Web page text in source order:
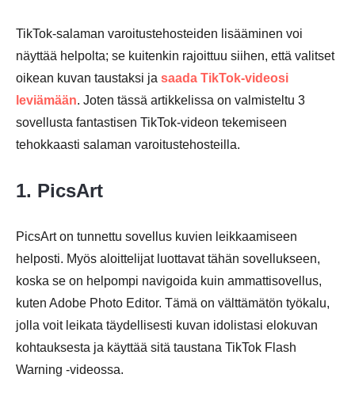
Vaihe 3.
TikTok-salaman varoitustehosteiden lisääminen voi
näyttää helpolta; se kuitenkin rajoittuu siihen, että valitset
oikean kuvan taustaksi ja saada TikTok-videosi
leviämään. Joten tässä artikkelissa on valmisteltu 3
sovellusta fantastisen TikTok-videon tekemiseen
tehokkaasti salaman varoitustehosteilla.
1. PicsArt
PicsArt on tunnettu sovellus kuvien leikkaamiseen
helposti. Myös aloittelijat luottavat tähän sovellukseen,
koska se on helpompi navigoida kuin ammattisovellus,
kuten Adobe Photo Editor. Tämä on välttämätön työkalu,
jolla voit leikata täydellisesti kuvan idolistasi elokuvan
kohtauksesta ja käyttää sitä taustana TikTok Flash
Warning -videossa.